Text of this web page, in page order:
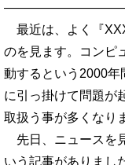
最近は、よく『
のを見ます。コンピ
動するという2000年
に引っ掛けて問題が
取扱う事が多くなり
先日、ニュースを
いう記事がありまし